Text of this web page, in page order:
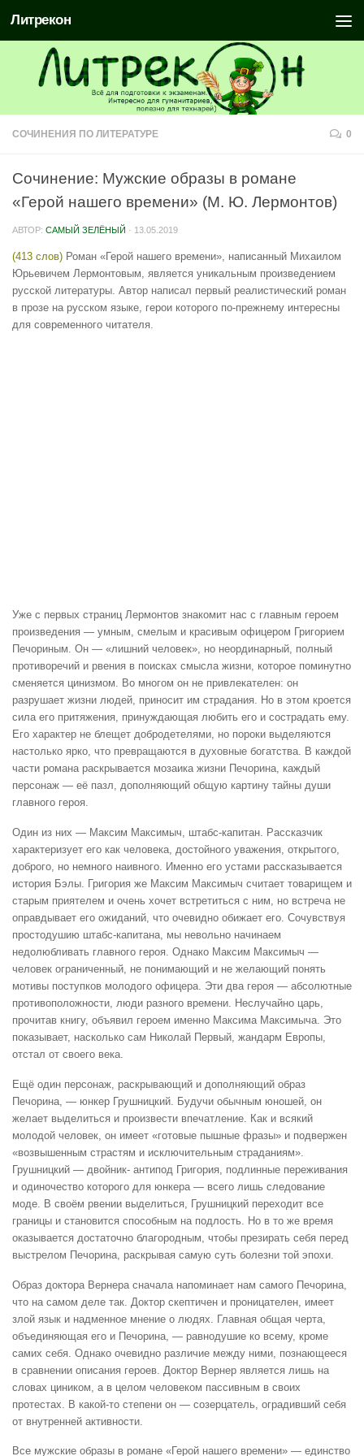
Литрекон
СОЧИНЕНИЯ ПО ЛИТЕРАТУРЕ 0
Сочинение: Мужские образы в романе
«Герой нашего времени» (М. Ю. Лермонтов)
АВТОР: САМЫЙ ЗЕЛЁНЫЙ · 13.05.2019
(413 слов) Роман «Герой нашего времени», написанный Михаилом
Юрьевичем Лермонтовым, является уникальным произведением
русской литературы. Автор написал первый реалистический роман
в прозе на русском языке, герои которого по-прежнему интересны
для современного читателя.
Уже с первых страниц Лермонтов знакомит нас с главным героем
произведения — умным, смелым и красивым офицером Григорием
Печориным. Он — «лишний человек», но неординарный, полный
противоречий и рвения в поисках смысла жизни, которое поминутно
сменяется цинизмом. Во многом он не привлекателен: он
разрушает жизни людей, приносит им страдания. Но в этом кроется
сила его притяжения, принуждающая любить его и сострадать ему.
Его характер не блещет добродетелями, но пороки выделяются
настолько ярко, что превращаются в духовные богатства. В каждой
части романа раскрывается мозаика жизни Печорина, каждый
персонаж — её пазл, дополняющий общую картину тайны души
главного героя.
Один из них — Максим Максимыч, штабс-капитан. Рассказчик
характеризует его как человека, достойного уважения, открытого,
доброго, но немного наивного. Именно его устами рассказывается
история Бэлы. Григория же Максим Максимыч считает товарищем и
старым приятелем и очень хочет встретиться с ним, но встреча не
оправдывает его ожиданий, что очевидно обижает его. Сочувствуя
простодушию штабс-капитана, мы невольно начинаем
недолюбливать главного героя. Однако Максим Максимыч —
человек ограниченный, не понимающий и не желающий понять
мотивы поступков молодого офицера. Эти два героя — абсолютные
противоположности, люди разного времени. Неслучайно царь,
прочитав книгу, объявил героем именно Максима Максимыча. Это
показывает, насколько сам Николай Первый, жандарм Европы,
отстал от своего века.
Ещё один персонаж, раскрывающий и дополняющий образ
Печорина, — юнкер Грушницкий. Будучи обычным юношей, он
желает выделиться и произвести впечатление. Как и всякий
молодой человек, он имеет «готовые пышные фразы» и подвержен
«возвышенным страстям и исключительным страданиям».
Грушницкий — двойник- антипод Григория, подлинные переживания
и одиночество которого для юнкера — всего лишь следование
моде. В своём рвении выделиться, Грушницкий переходит все
границы и становится способным на подлость. Но в то же время
оказывается достаточно благородным, чтобы презирать себя перед
выстрелом Печорина, раскрывая самую суть болезни той эпохи.
Образ доктора Вернера сначала напоминает нам самого Печорина,
что на самом деле так. Доктор скептичен и проницателен, имеет
злой язык и надменное мнение о людях. Главная общая черта,
объединяющая его и Печорина, — равнодушие ко всему, кроме
самих себя. Однако очевидно различие между ними, познающееся
в сравнении описания героев. Доктор Вернер является лишь на
словах циником, а в целом человеком пассивным в своих
протестах. В какой-то степени он — созерцатель, оградивший себя
от внутренней активности.
Все мужские образы в романе «Герой нашего времени» — единство